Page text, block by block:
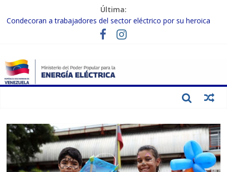
Última:
Condecoran a trabajadores del sector eléctrico por su heroica
labor tras el doble sismo del 24-J
Gobierno Nacional coordina acciones con el sector privado para
Inspeccionan trabajos de rehabilitación en instalaciones del SEN
en Carabobo
Gobierno Nacional activa plan preventivo para fortalecer el SEN